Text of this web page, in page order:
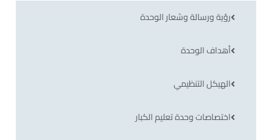
رؤية ورسالة وشعار الوحدة
أهداف الوحدة
الهيكل التنظيمي
اختصاصات وحدة تعليم الكبار